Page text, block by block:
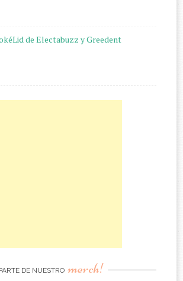
de Electabuzz y Greedent
DE NUESTRO merch!